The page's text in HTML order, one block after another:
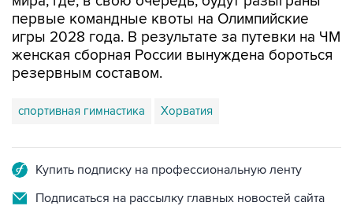
первые командные квоты на Олимпийские
игры 2028 года. В результате за путевки на ЧМ
женская сборная России вынуждена бороться
резервным составом.
спортивная гимнастика Хорватия
Купить подписку на профессиональную ленту
Подписаться на рассылку главных новостей сайта